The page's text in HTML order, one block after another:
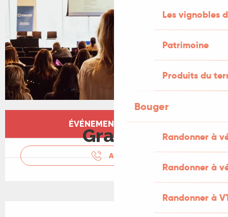
Les vignobles
Patrimoine
Produits du
Bouger
Randonner à
Randonner à
Randonner à
Ouverture et coordonnées
ÉVÉNEMENT TERMINÉ
Gratuit
APPELER